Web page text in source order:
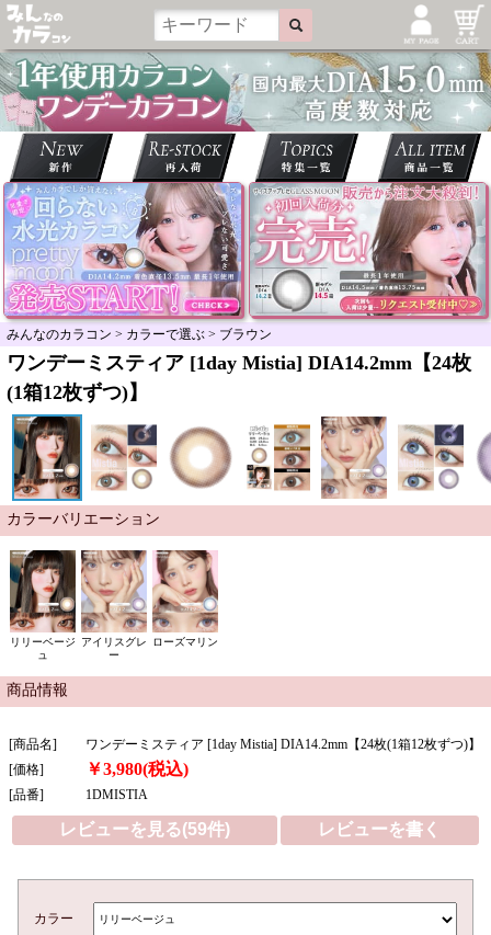
みんなのカラコン > カラーで選ぶ > ブラウン
ワンデーミスティア [1day Mistia] DIA14.2mm【24枚
(1箱12枚ずつ)】
カラーバリエーション
リリーベージ
ュ
アイリスグレ
ー
ローズマリン
商品情報
[商品名]
ワンデーミスティア [1day Mistia] DIA14.2mm【24枚(1箱12枚ずつ)】
[価格]
￥3,980(税込)
[品番] 1DMISTIA
レビューを見る(59件) レビューを書く
カラー